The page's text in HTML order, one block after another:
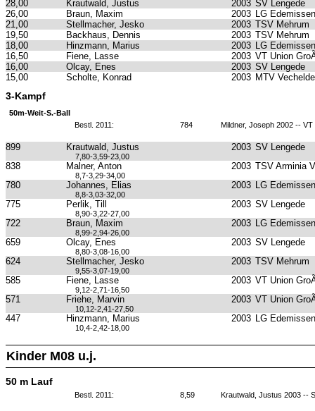
28,00 Krautwald, Justus 2003 SV Lengede
26,00
Braun, Maxim 2003 LG
21,00
Stellmacher, Jesko 2003 TSV Mehrum
19,50
Backhaus, Dennis 2003 TSV Mehrum
18,00
Hinzmann, Marius 2003 LG
16,50
Fiene, Lasse 2003 VT Union
16,00
Olcay, Enes 2003 SV Lengede
15,00
Scholte, Konrad 2003 MTV Vechelde
3-Kampf
50m-Weit-S.-Ball
Bestl. 2011:
784 Mildner, Joseph 2002 --
899 Krautwald, Justus 2003 SV Lengede
7,80-3,59-23,00
838 Malner, Anton 2003 TSV Arminia
8,7-3,29-34,00
780 Johannes, Elias 2003 LG
8,8-3,03-32,00
775 Perlik, Till 2003 SV Lengede
8,90-3,22-27,00
722 Braun, Maxim 2003 LG
8,99-2,94-26,00
659 Olcay, Enes 2003 SV Lengede
8,80-3,08-16,00
624 Stellmacher, Jesko 2003 TSV Mehrum
9,55-3,07-19,00
585 Fiene, Lasse 2003 VT Union
9,12-2,71-16,50
571 Friehe, Marvin 2003 VT Union
10,12-2,41-27,50
447 Hinzmann, Marius 2003 LG
10,4-2,42-18,00
Kinder M08 u.j.
50 m Lauf
Bestl. 2011: 8,59 Krautwald, Justus 2003 --